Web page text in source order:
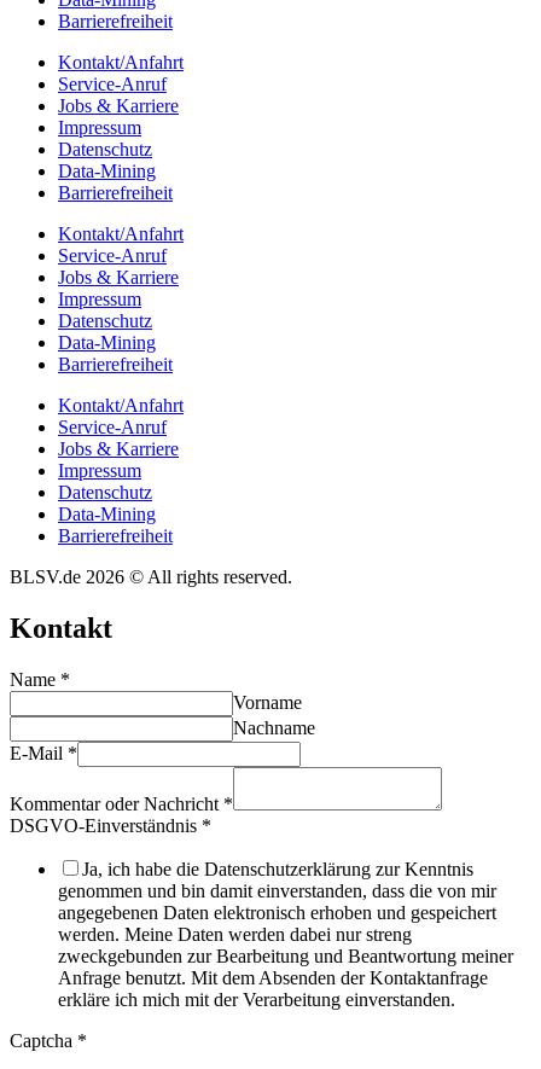
Barrie­re­frei­heit
Kontakt/​​Anfahrt
Service-Anruf
Jobs & Karriere
Impres­sum
Daten­schutz
Data-Mining
Barrie­re­frei­heit
Kontakt/​​Anfahrt
Service-Anruf
Jobs & Karriere
Impres­sum
Daten­schutz
Data-Mining
Barrie­re­frei­heit
Kontakt/​​Anfahrt
Service-Anruf
Jobs & Karriere
Impres­sum
Daten­schutz
Data-Mining
Barrie­re­frei­heit
BLSV.de 2026 © All rights reserved.
Kontakt
Name *
Vorname
Nachname
E-Mail *
Kommentar oder Nachricht *
DSGVO-Einverständnis *
Ja, ich habe die Datenschutzerklärung zur Kenntnis
genommen und bin damit einverstanden, dass die von mir
angegebenen Daten elektronisch erhoben und gespeichert
werden. Meine Daten werden dabei nur streng
zweckgebunden zur Bearbeitung und Beantwortung meiner
Anfrage benutzt. Mit dem Absenden der Kontaktanfrage
erkläre ich mich mit der Verarbeitung einverstanden.
Captcha *